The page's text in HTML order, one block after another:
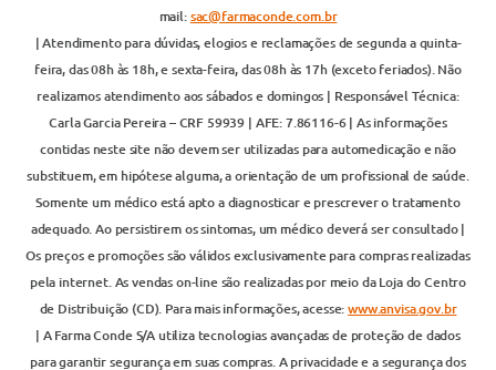
mail:sac@farmaconde.com.br
| Atendimento para dúvidas, elogios e reclamações de segunda a quinta-
feira, das 08h às 18h, e sexta-feira, das 08h às 17h (exceto feriados). Não
realizamos atendimento aos sábados e domingos | Responsável Técnica:
Carla Garcia Pereira – CRF 59939 | AFE: 7.86116-6 | As informações
contidas neste site não devem ser utilizadas para automedicação e não
substituem, em hipótese alguma, a orientação de um profissional de saúde.
Somente um médico está apto a diagnosticar e prescrever o tratamento
adequado. Ao persistirem os sintomas, um médico deverá ser consultado |
Os preços e promoções são válidos exclusivamente para compras realizadas
pela internet. As vendas on-line são realizadas por meio da Loja do Centro
de Distribuição (CD). Para mais informações, acesse:www.anvisa.gov.br
| A Farma Conde S/A utiliza tecnologias avançadas de proteção de dados
para garantir segurança em suas compras. A privacidade e a segurança dos